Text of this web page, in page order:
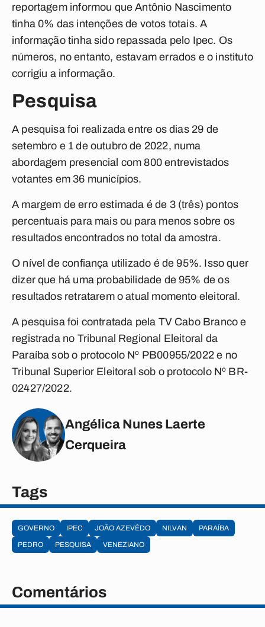
reportagem informou que Antônio Nascimento
tinha 0% das intenções de votos totais. A
informação tinha sido repassada pelo Ipec. Os
números, no entanto, estavam errados e o instituto
corrigiu a informação.
Pesquisa
A pesquisa foi realizada entre os dias 29 de
setembro e 1 de outubro de 2022, numa
abordagem presencial com 800 entrevistados
votantes em 36 municípios.
A margem de erro estimada é de 3 (três) pontos
percentuais para mais ou para menos sobre os
resultados encontrados no total da amostra.
O nível de confiança utilizado é de 95%. Isso quer
dizer que há uma probabilidade de 95% de os
resultados retratarem o atual momento eleitoral.
A pesquisa foi contratada pela TV Cabo Branco e
registrada no Tribunal Regional Eleitoral da
Paraíba sob o protocolo Nº PB00955/2022 e no
Tribunal Superior Eleitoral sob o protocolo Nº BR-
02427/2022.
Angélica Nunes Laerte
Cerqueira
Tags
GOVERNO IPEC JOÃO AZEVÊDO NILVAN
PARAÍBA
PEDRO
PESQUISA VENEZIANO
Comentários